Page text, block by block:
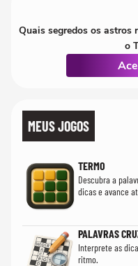
Quais segredos os astros
o
MEUS JOGOS
TERMO
Descubra a
dicas e avance
PALAVRAS
Interprete as
ritmo.